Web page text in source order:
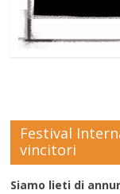
Festival
vincitori
Siamo lieti di